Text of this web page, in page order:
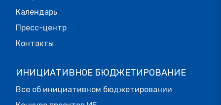
Календарь
Пресс-центр
Контакты
ИНИЦИАТИВНОЕ БЮДЖЕТИРОВАНИЕ
Все об инициативном бюджетировании